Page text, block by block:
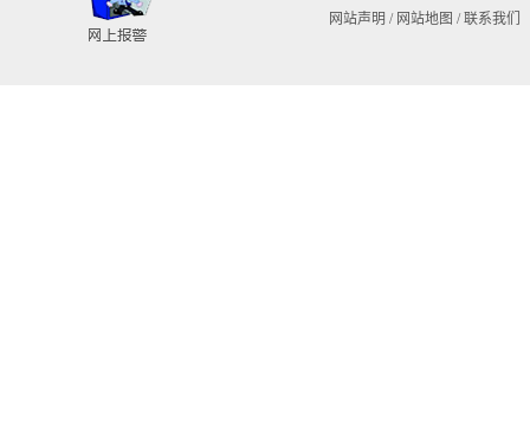
网站声明 / 网站地图 / 联系我们